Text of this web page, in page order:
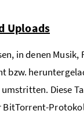
Uploads
in denen Musik,
bzw.
Diese